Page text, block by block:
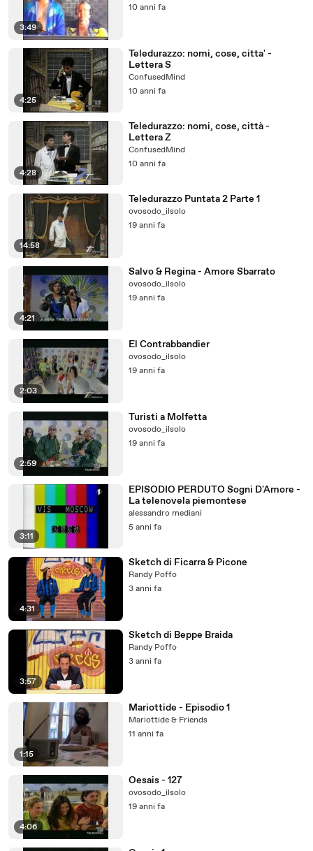
3:49
10 anni fa
4:25
Teledurazzo: nomi, cose, citta' -
Lettera S
ConfusedMind
10 anni fa
4:28
Teledurazzo: nomi, cose, città -
Lettera Z
ConfusedMind
10 anni fa
14:58
Teledurazzo Puntata 2 Parte 1
ovosodo_ilsolo
19 anni fa
4:21
Salvo & Regina - Amore Sbarrato
ovosodo_ilsolo
19 anni fa
2:03
El Contrabbandier
ovosodo_ilsolo
19 anni fa
2:59
Turisti a Molfetta
ovosodo_ilsolo
19 anni fa
3:11
EPISODIO PERDUTO Sogni D'Amore -
La telenovela piemontese
alessandro mediani
5 anni fa
4:31
Sketch di Ficarra & Picone
Randy Poffo
3 anni fa
3:57
Sketch di Beppe Braida
Randy Poffo
3 anni fa
1:15
Mariottide - Episodio 1
Mariottide & Friends
11 anni fa
4:06
Oesais - 127
ovosodo_ilsolo
19 anni fa